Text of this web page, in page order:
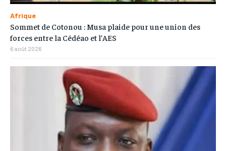
Afrique
Sommet de Cotonou : Musa plaide pour une union des
forces entre la Cédéao et l’AES
6 août 2026